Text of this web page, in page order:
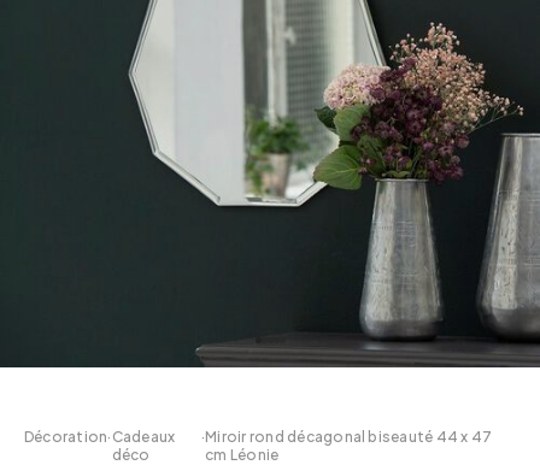
Décoration· Cadeaux
déco
·Miroir rond décagonal biseauté 44 x 47
cm Léonie